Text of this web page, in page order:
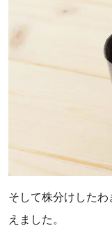
そして株分けした
えました。